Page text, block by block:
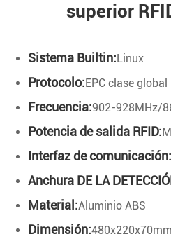
superior
Sistema Builtin: Linux
Protocolo: EPC clase
Frecuencia:902-928MHz/
Potencia de salida RFID:
Interfaz de comunicación:
Anchura DE LA
Material:Aluminio ABS
Dimensión:480x220x70mm